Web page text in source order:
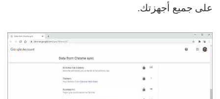
على جميع أجهزتك.